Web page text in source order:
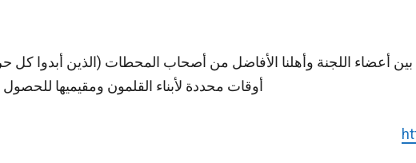
بين أعضاء اللجنة وأهلنا الأفاضل من أصحاب المحطات (الذين
أوقات محددة لأبناء القلمون ومقيميها